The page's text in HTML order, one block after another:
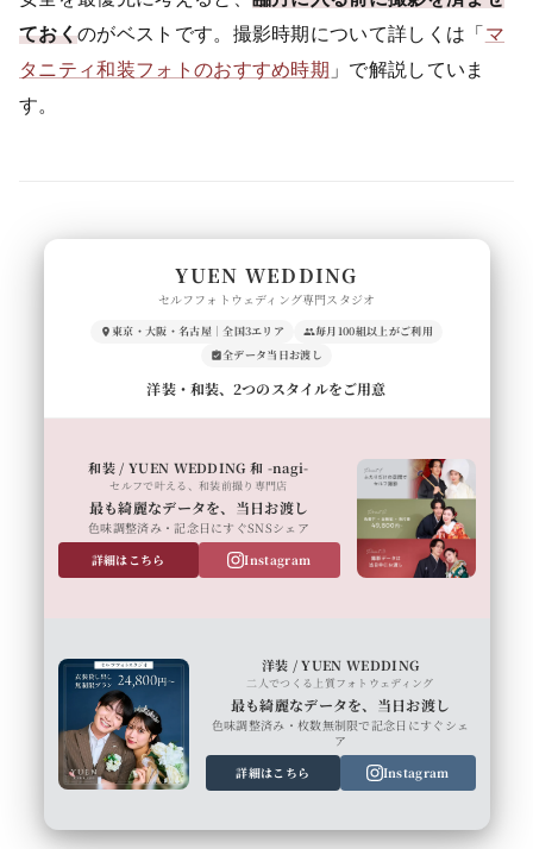
ておくのがベストです。撮影時期について詳しくは「 マ
タニティ和装フォトのおすすめ時期 」で解説していま
す。
YUEN WEDDING
セルフフォトウェディング専門スタジオ
東京・大阪・名古屋｜全国3エリア
毎月100組以上がご利用
全データ当日お渡し
洋装・和装、2つのスタイルをご用意
和装 / YUEN WEDDING 和 -nagi-
セルフで叶える、和装前撮り専門店
最も綺麗なデータを、当日お渡し
色味調整済み・記念日にすぐSNSシェア
詳細はこちら
Instagram
洋装 / YUEN WEDDING
二人でつくる上質フォトウェディング
最も綺麗なデータを、当日お渡し
色味調整済み・枚数無制限で記念日にすぐシェ
ア
詳細はこちら
Instagram